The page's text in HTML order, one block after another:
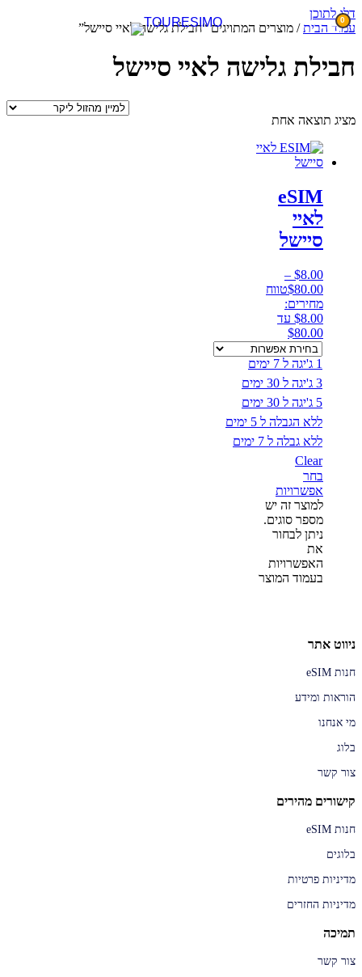
דלג לתוכן
0
עמוד הבית/ מוצרים המתויגים “חבילת גלישה לאיי סיישל”
חבילת גלישה לאיי סיישל
מציג תוצאה אחת
eSIM
לאיי
סיישל
$8.00
–
$80.00 טווח
מחירים:
⁦$8.00⁩ עד
1 ג'יגה ל 7 ימים
3 ג'יגה ל 30 ימים
5 ג'יגה ל 30 ימים
ללא הגבלה ל 5 ימים
ללא גבלה ל 7 ימים
Clear
בחר
אפשרויות
למוצר זה יש
מספר סוגים.
ניתן לבחור
את
האפשרויות
בעמוד המוצר
ניווט אתר
חנות eSIM
הוראות ומידע
מי אנחנו
בלוג
צור קשר
קישורים מהירים
חנות eSIM
בלוגים
מדיניות פרטיות
מדיניות החזרים
תמיכה
צור קשר